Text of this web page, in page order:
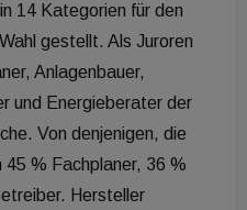
14 Kategorien für den
gestellt. Als Juroren
Anlagenbauer,
und Energieberater der
Von denjenigen, die
% Fachplaner, 36 %
Hersteller